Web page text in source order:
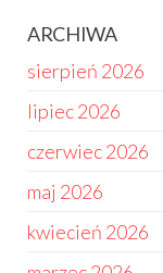
ARCHIWA
sierpień 2026
lipiec 2026
czerwiec 2026
maj 2026
kwiecień 2026